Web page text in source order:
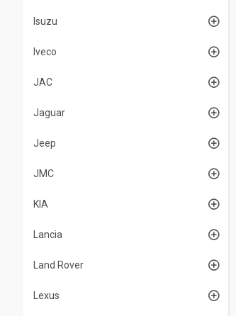
Isuzu
Iveco
JAC
Jaguar
Jeep
JMC
KIA
Lancia
Land Rover
Lexus